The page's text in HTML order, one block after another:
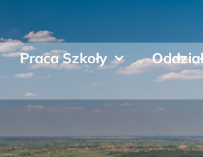
Praca Szkoły